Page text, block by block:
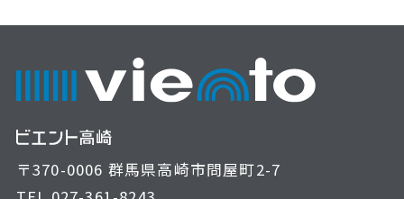
〒370-0006 群馬県高崎市問屋町2-7